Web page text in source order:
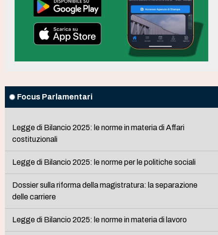
Focus Parlamentari
Legge di Bilancio 2025: le norme in materia di Affari
costituzionali
Legge di Bilancio 2025: le norme per le politiche sociali
Dossier sulla riforma della magistratura: la separazione
delle carriere
Legge di Bilancio 2025: le norme in materia di lavoro